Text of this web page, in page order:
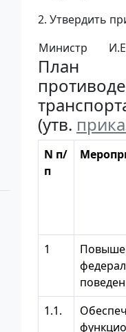
2. Утвердить
Министр
План
(утв.
N п/
п
1
1.1.